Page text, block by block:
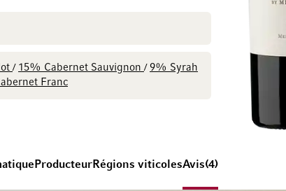
/ 15% Cabernet Sauvignon/ 9% Syrah
Franc
ProducteurRégions viticolesAvis 4